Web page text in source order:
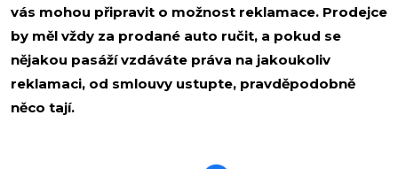
vás mohou připravit o možnost reklamace. Prodejce
by měl vždy za prodané auto ručit, a pokud se
nějakou pasáží vzdáváte práva na jakoukoliv
reklamaci, od smlouvy ustupte, pravděpodobně
něco tají.